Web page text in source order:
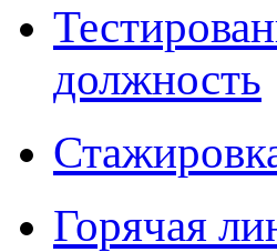
должность
Горячая